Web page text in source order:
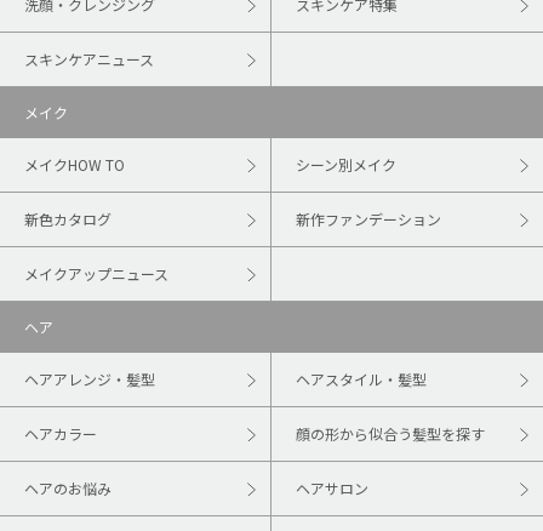
洗顔・クレンジング スキンケア特集
スキンケアニュース
メイク
メイクHOW TO シーン別メイク
新色カタログ 新作ファンデーション
メイクアップニュース
ヘア
ヘアアレンジ・髪型 ヘアスタイル・髪型
ヘアカラー 顔の形から似合う髪型を探す
ヘアのお悩み ヘアサロン